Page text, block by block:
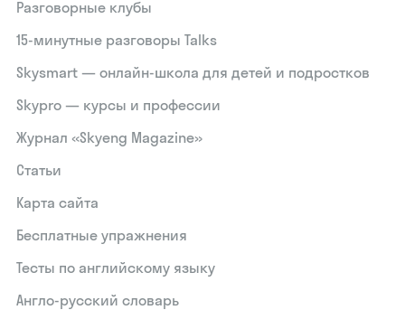
Разговорные клубы
15‑минутные разговоры Talks
Skysmart — онлайн-школа для детей и подростков
Skypro — курсы и профессии
Журнал «Skyeng Magazine»
Статьи
Карта сайта
Бесплатные упражнения
Тесты по английскому языку
Англо-русский словарь